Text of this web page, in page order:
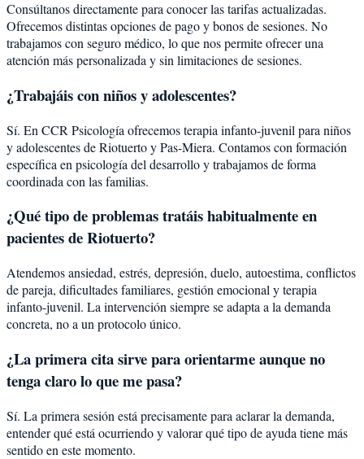
Consúltanos directamente para conocer las tarifas actualizadas.
Ofrecemos distintas opciones de pago y bonos de sesiones. No
trabajamos con seguro médico, lo que nos permite ofrecer una
atención más personalizada y sin limitaciones de sesiones.
¿Trabajáis con niños y adolescentes?
Sí. En CCR Psicología ofrecemos terapia infanto-juvenil para niños
y adolescentes de Riotuerto y Pas-Miera. Contamos con formación
específica en psicología del desarrollo y trabajamos de forma
coordinada con las familias.
¿Qué tipo de problemas tratáis habitualmente en
pacientes de Riotuerto?
Atendemos ansiedad, estrés, depresión, duelo, autoestima, conflictos
de pareja, dificultades familiares, gestión emocional y terapia
infanto-juvenil. La intervención siempre se adapta a la demanda
concreta, no a un protocolo único.
¿La primera cita sirve para orientarme aunque no
tenga claro lo que me pasa?
Sí. La primera sesión está precisamente para aclarar la demanda,
entender qué está ocurriendo y valorar qué tipo de ayuda tiene más
sentido en este momento.